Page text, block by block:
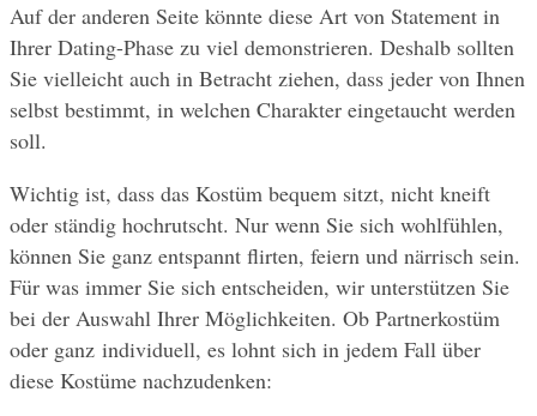
Auf der anderen Seite könnte diese Art von Statement in
Ihrer Dating-Phase zu viel demonstrieren. Deshalb sollten
Sie vielleicht auch in Betracht ziehen, dass jeder von Ihnen
selbst bestimmt, in welchen Charakter eingetaucht werden
soll.
Wichtig ist, dass das Kostüm bequem sitzt, nicht kneift
oder ständig hochrutscht. Nur wenn Sie sich wohlfühlen,
können Sie ganz entspannt flirten, feiern und närrisch sein.
Für was immer Sie sich entscheiden, wir unterstützen Sie
bei der Auswahl Ihrer Möglichkeiten. Ob Partnerkostüm
oder ganz individuell, es lohnt sich in jedem Fall über
diese Kostüme nachzudenken: